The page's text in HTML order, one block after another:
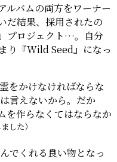
ルバムの両方をワーナー
だ結果、採用されたの
プロジェクト…。自分
り『Wild Seed』になっ
をかけなければならな
言えないから。だか
を作らなくてはならなか
した）
でくれる良い物となっ